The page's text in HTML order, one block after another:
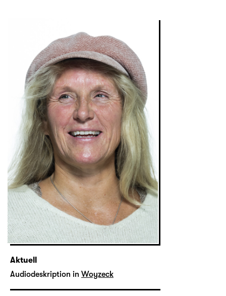
Aktuell
Audiodeskription in Woyzeck